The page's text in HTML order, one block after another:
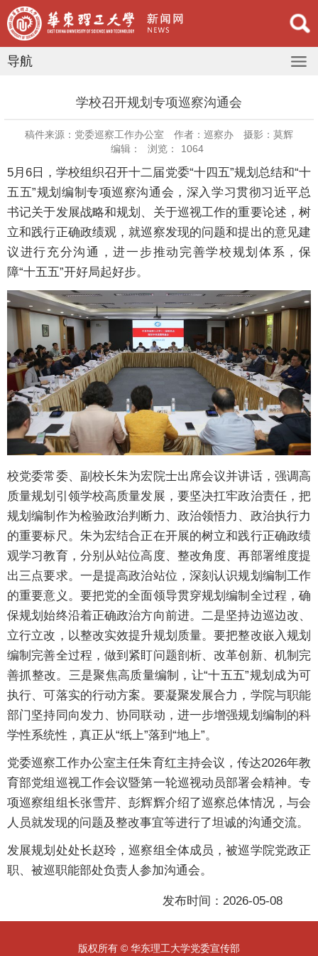
导航
学校召开规划专项巡察沟通会
稿件来源：党委巡察工作办公室 作者：巡察办
摄影：莫辉
编辑：
浏览： 1064
5月6日，学校组织召开十二届党委“十四五”规划总结和“十
五五”规划编制专项巡察沟通会，深入学习贯彻习近平总
书记关于发展战略和规划、关于巡视工作的重要论述，树
立和践行正确政绩观，就巡察发现的问题和提出的意见建
议进行充分沟通，进一步推动完善学校规划体系，保
障“十五五”开好局起好步。
校党委常委、副校长朱为宏院士出席会议并讲话，强调高
质量规划引领学校高质量发展，要坚决扛牢政治责任，把
规划编制作为检验政治判断力、政治领悟力、政治执行力
的重要标尺。朱为宏结合正在开展的树立和践行正确政绩
观学习教育，分别从站位高度、整改角度、再部署维度提
出三点要求。一是提高政治站位，深刻认识规划编制工作
的重要意义。要把党的全面领导贯穿规划编制全过程，确
保规划始终沿着正确政治方向前进。二是坚持边巡边改、
立行立改，以整改实效提升规划质量。要把整改嵌入规划
编制完善全过程，做到紧盯问题剖析、改革创新、机制完
善抓整改。三是聚焦高质量编制，让“十五五”规划成为可
执行、可落实的行动方案。要凝聚发展合力，学院与职能
部门坚持同向发力、协同联动，进一步增强规划编制的科
学性系统性，真正从“纸上”落到“地上”。
党委巡察工作办公室主任朱育红主持会议，传达2026年教
育部党组巡视工作会议暨第一轮巡视动员部署会精神。专
项巡察组组长张雪芹、彭辉辉介绍了巡察总体情况，与会
人员就发现的问题及整改事宜等进行了坦诚的沟通交流。
发展规划处处长赵玲，巡察组全体成员，被巡学院党政正
职、被巡职能部处负责人参加沟通会。
发布时间：2026-05-08
版权所有 © 华东理工大学党委宣传部